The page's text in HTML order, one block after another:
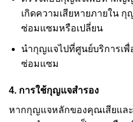
เกิดความเสียหายภายใน กุ
ซ่อมแซมหรือเปลี่ยน
นำกุญแจไปที่ศูนย์บริการเพื่
ซ่อมแซม
4. การใช้กุญแจสำรอง
หากกุญแจหลักของคุณเสียแล